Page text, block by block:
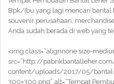
Bpk/Ibu yang lagi mencari bantal
souvenir perusahaan,
Anda sudah berada di web yang
<img class=”alignnone size-
src=”http://
content/uploads/2017/05/
300×300.png” alt=”Tempat